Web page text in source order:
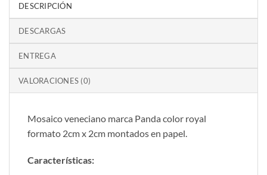
DESCRIPCIÓN
DESCARGAS
ENTREGA
VALORACIONES (0)
Mosaico veneciano marca Panda color royal
formato 2cm x 2cm montados en papel.
Características: